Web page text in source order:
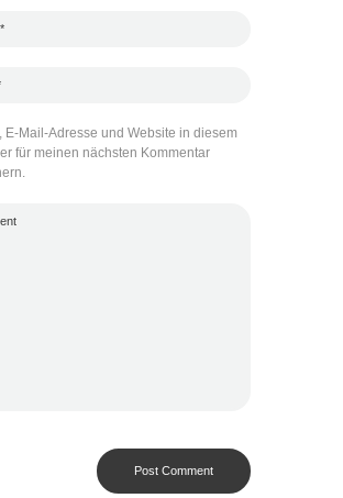
E-Mail-Adresse und Website in diesem
für meinen nächsten Kommentar